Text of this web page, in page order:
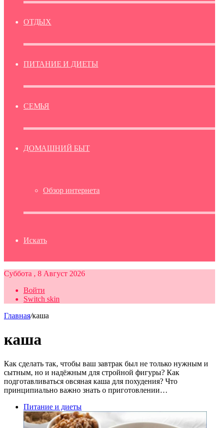
ОТДЫХ
ПИТАНИЕ И ДИЕТЫ
СЕМЬЯ
ДОМАШНИЙ БЫТ
Обзор интернета
Искать
Суббота , 8 Август 2026
Войти
Switch skin
Главная/каша
каша
Как сделать так, чтобы ваш завтрак был не только нужным и
сытным, но и надёжным для стройной фигуры? Как
подготавливаться овсяная каша для похудения? Что
принципиально важно знать о приготовлении…
Питание и диеты